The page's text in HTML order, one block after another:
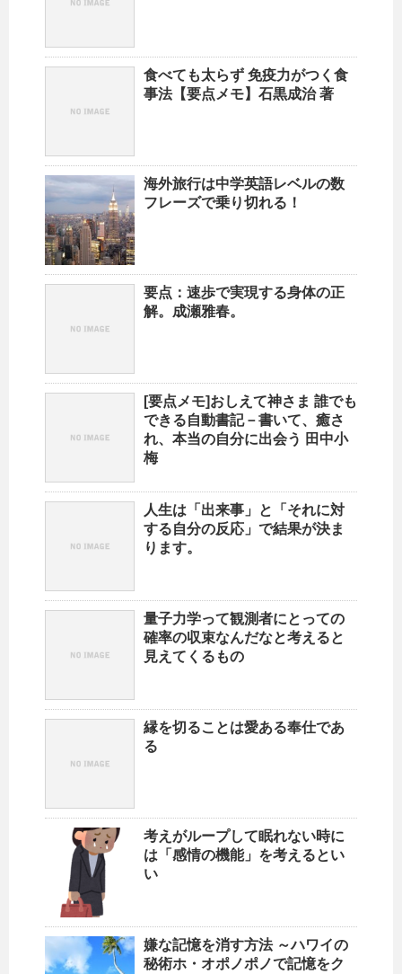
食べても太らず 免疫力がつく食
事法【要点メモ】石黒成治 著
海外旅行は中学英語レベルの数
フレーズで乗り切れる！
要点：速歩で実現する身体の正
解。成瀬雅春。
[要点メモ]おしえて神さま 誰でも
できる自動書記－書いて、癒さ
れ、本当の自分に出会う 田中小
梅
人生は「出来事」と「それに対
する自分の反応」で結果が決ま
ります。
量子力学って観測者にとっての
確率の収束なんだなと考えると
見えてくるもの
縁を切ることは愛ある奉仕であ
る
考えがループして眠れない時に
は「感情の機能」を考えるとい
い
嫌な記憶を消す方法 ～ハワイの
秘術ホ・オポノポノで記憶をク